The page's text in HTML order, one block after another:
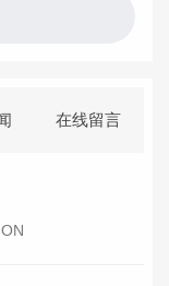
在线留言